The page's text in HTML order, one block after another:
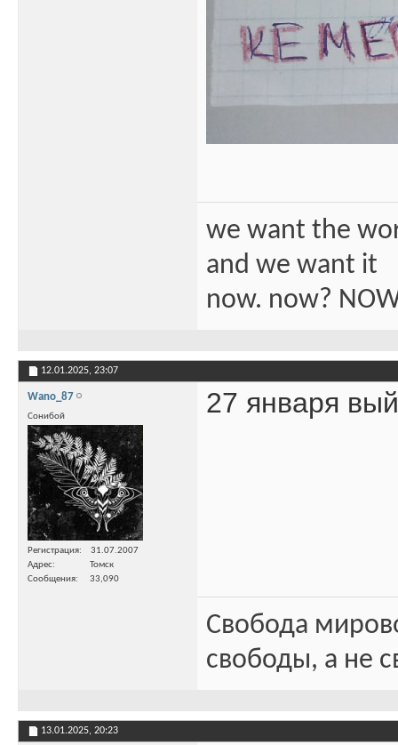
we want the
and we want it
now. now?
12.01.2025, 23:07
Wano_87
Сонибой
Регистрация
31.07.2007
Адрес
Томск
Сообщения
33,090
27 января
Свобода
свободы, а не
13.01.2025, 20:23